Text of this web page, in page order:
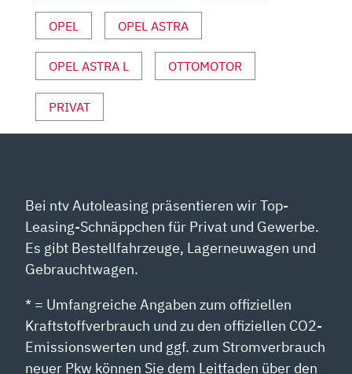
SPORT“
VON
ANZEIGEN
OPEL OPEL ASTRA
OPEL ASTRA L OTTOMOTOR
PRIVAT
Bei ntv Autoleasing präsentieren wir Top-
Leasing-Schnäppchen für Privat und Gewerbe.
Es gibt Bestellfahrzeuge, Lagerneuwagen und
Gebrauchtwagen.
* = Umfangreiche Angaben zum offiziellen
Kraftstoffverbrauch und zu den offiziellen CO2-
Emissionswerten und ggf. zum Stromverbrauch
neuer Pkw können Sie dem Leitfaden über den